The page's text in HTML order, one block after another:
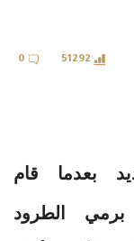
51292
0
بعدما قام
الطرود